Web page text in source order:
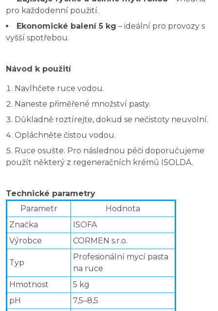
pro každodenní použití.
Ekonomické balení 5 kg – ideální pro provozy s
vyšší spotřebou.
Návod k použití
Navlhčete ruce vodou.
Naneste přiměřené množství pasty.
Důkladně roztírejte, dokud se nečistoty neuvolní.
Opláchněte čistou vodou.
Ruce osušte. Pro následnou péči doporučujeme
použít některý z regeneračních krémů ISOLDA.
Technické parametry
Parametr
Hodnota
Značka
ISOFA
Výrobce
CORMEN s.r.o.
Typ
Profesionální mycí pasta
na ruce
Hmotnost
5 kg
pH
7,5–8,5